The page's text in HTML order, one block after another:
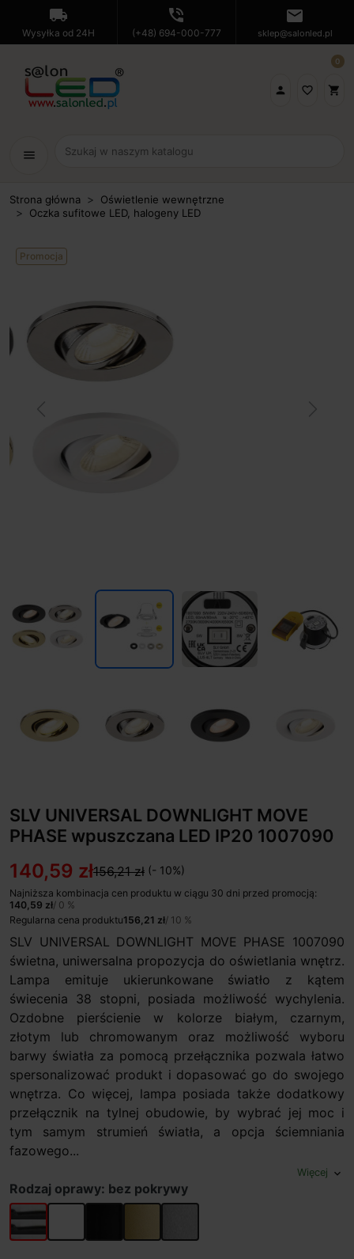
local_shipping
Wysyłka od 24H
phone_in_talk
(+48) 694-000-777
mail
sklep@salonled.pl
 favorite_border shopping_cart
0
menu
Strona główna
Oświetlenie wewnętrzne
Oczka sufitowe LED, halogeny LED
Promocja
SLV UNIVERSAL DOWNLIGHT MOVE
PHASE wpuszczana LED IP20 1007090
140,59 zł156,21 zł (- 10%)
Najniższa kombinacja cen produktu w ciągu 30 dni przed promocją:
140,59 zł/ 0 %
Regularna cena produktu156,21 zł/ 10 %
SLV UNIVERSAL DOWNLIGHT MOVE PHASE 1007090
świetna, uniwersalna propozycja do oświetlania wnętrz.
Lampa emituje ukierunkowane światło z kątem
świecenia 38 stopni, posiada możliwość wychylenia.
Ozdobne pierścienie w kolorze białym, czarnym,
złotym lub chromowanym oraz możliwość wyboru
barwy światła za pomocą przełącznika pozwala łatwo
spersonalizować produkt i dopasować go do swojego
wnętrza. Co więcej, lampa posiada także dodatkowy
przełącznik na tylnej obudowie, by wybrać jej moc i
tym samym strumień światła, a opcja ściemniania
fazowego...
Więcej expand_more
Rodzaj oprawy: bez pokrywy
bez pokrywy
Biały CzarnyZłoty Chrom